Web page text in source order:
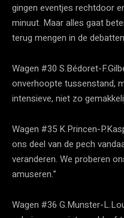
gingen eventjes rechtdoor
minuut. Maar alles gaat
terug mengen in de
Wagen #30 S.Bédoret-
onverhoopte tussenstand,
intensieve, niet zo
Wagen #35 K.Princen-
ons deel van de pech
veranderen. We proberen
amuseren.”
Wagen #36 G.Munster-